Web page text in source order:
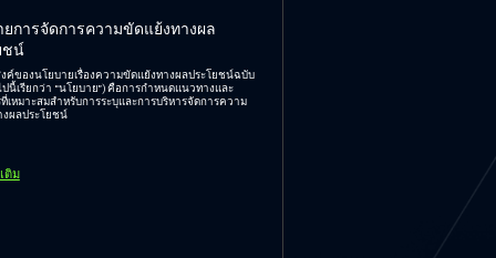
การจัดการความขัดแย้งทางผล
ชน์
ค์ของนโยบายเรื่องความขัดแย้งทางผลประโยชน์ฉบับ
นี้เรียกว่า “นโยบาย”) คือการกำหนดแนวทางและ
เหมาะสมสำหรับการระบุและการบริหารจัดการความ
งผลประโยชน์
ติม